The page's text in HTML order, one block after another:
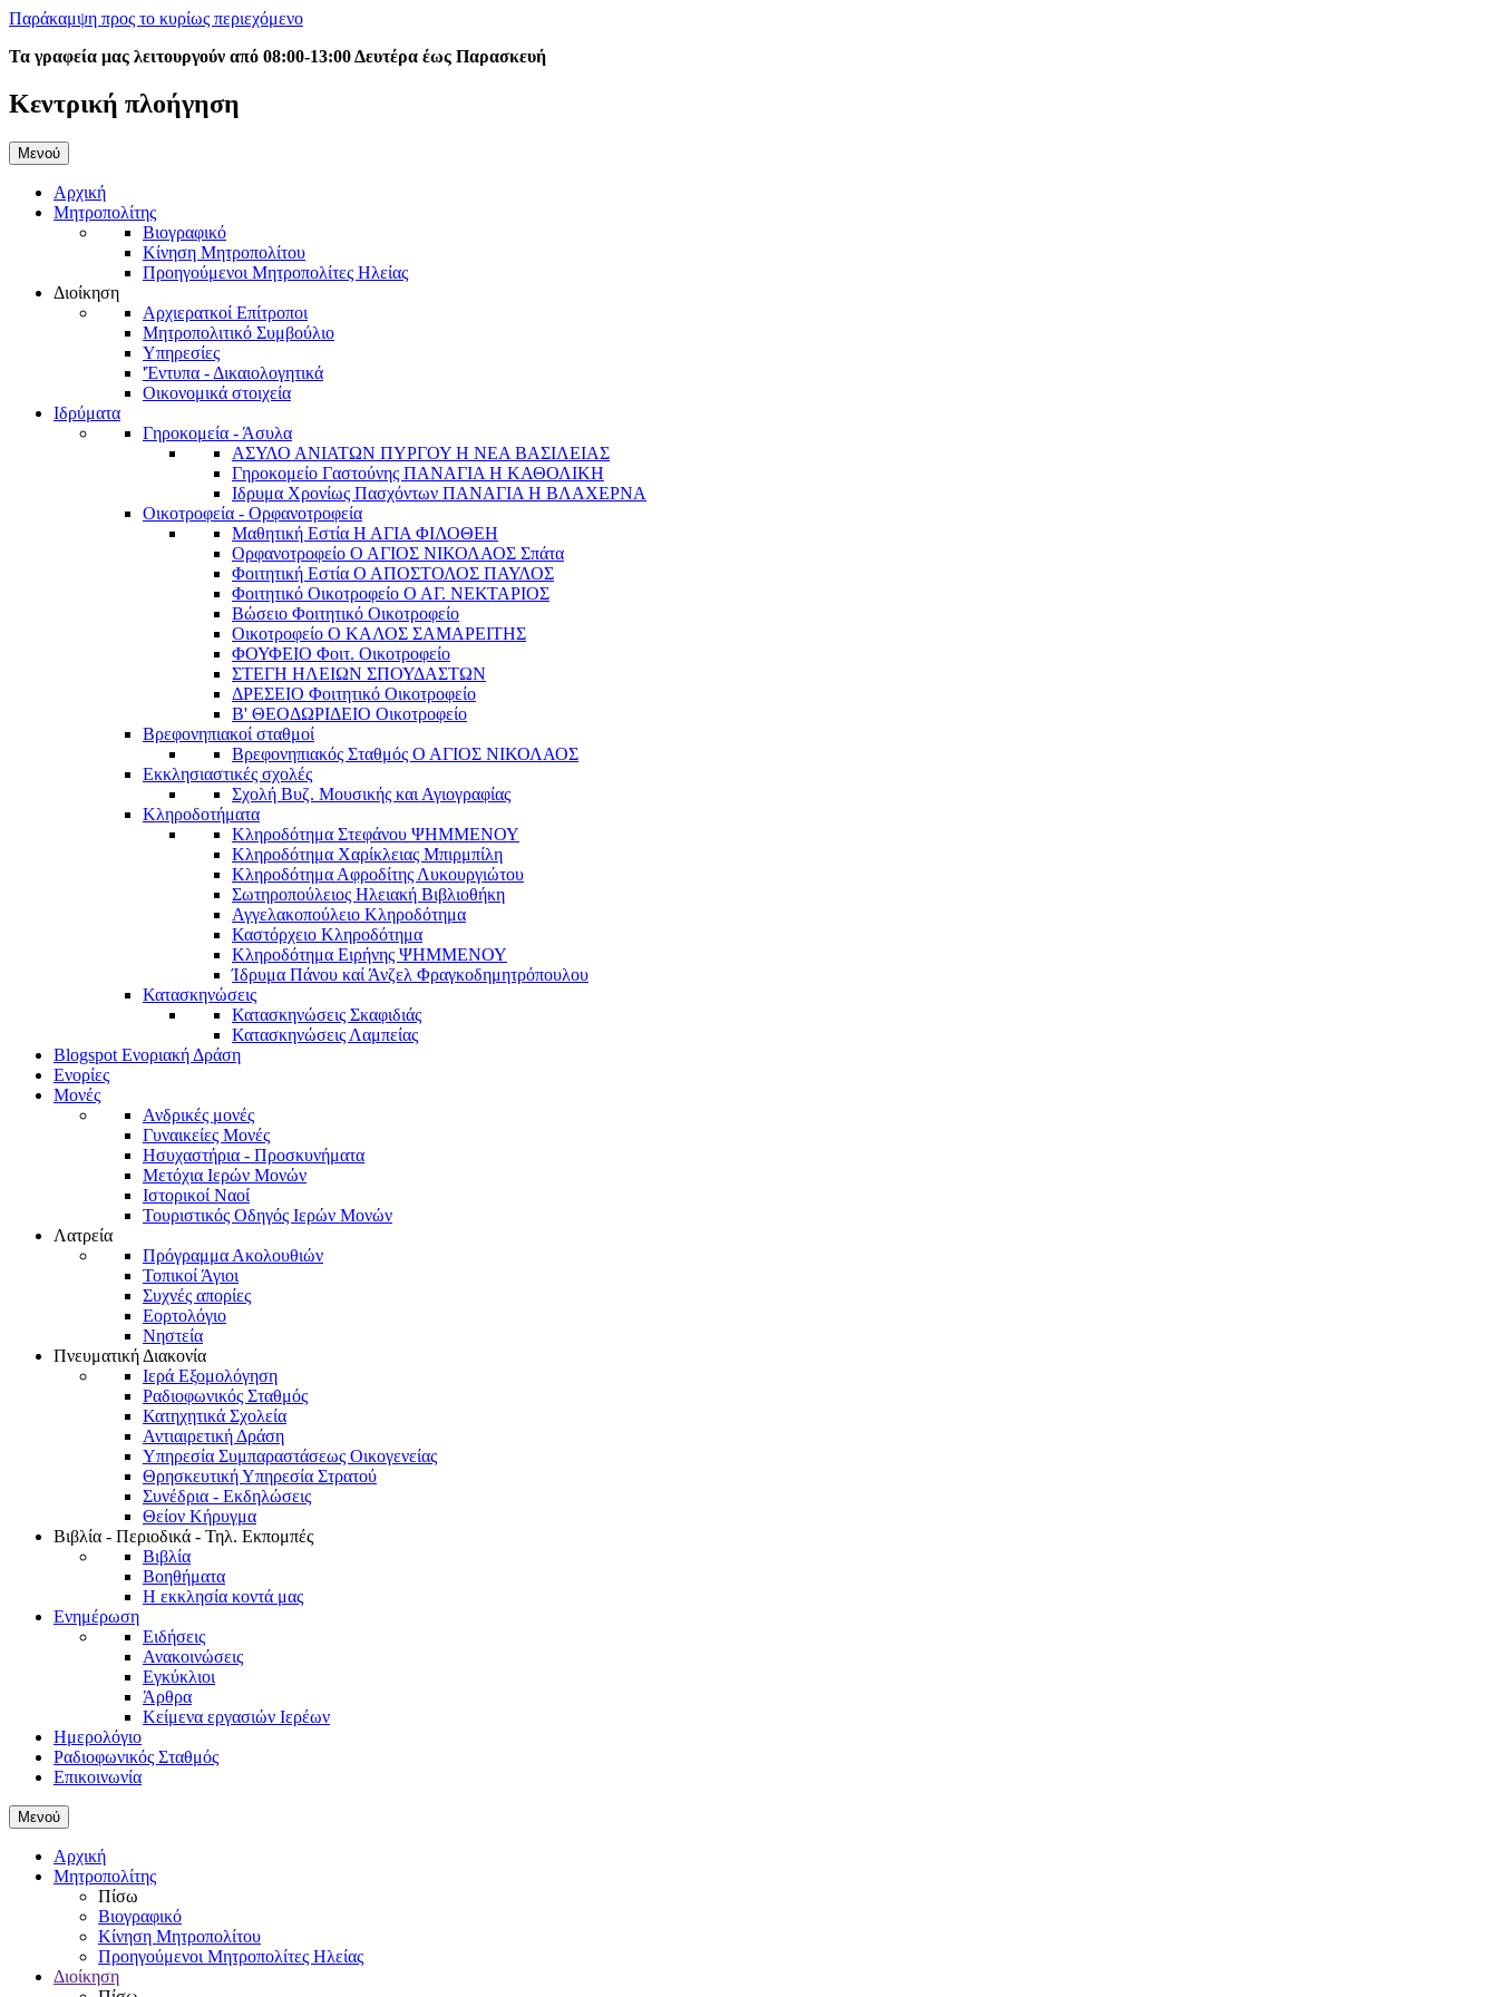
Παράκαμψη προς το κυρίως περιεχόμενο
Τα γραφεία μας λειτουργούν από 08:00-13:00 Δευτέρα έως Παρασκευή
Κεντρική πλοήγηση
Μενού
Αρχική
Μητροπολίτης
Βιογραφικό
Κίνηση Μητροπολίτου
Προηγούμενοι Μητροπολίτες Ηλείας
Διοίκηση
Αρχιερατκοί Επίτροποι
Μητροπολιτικό Συμβούλιο
Υπηρεσίες
'Έντυπα - Δικαιολογητικά
Οικονομικά στοιχεία
Ιδρύματα
Γηροκομεία - Άσυλα
ΑΣΥΛΟ ΑΝΙΑΤΩΝ ΠΥΡΓΟΥ Η ΝΕΑ ΒΑΣΙΛΕΙΑΣ
Γηροκομείο Γαστούνης ΠΑΝΑΓΙΑ Η ΚΑΘΟΛΙΚΗ
Ιδρυμα Χρονίως Πασχόντων ΠΑΝΑΓΙΑ Η ΒΛΑΧΕΡΝΑ
Οικοτροφεία - Ορφανοτροφεία
Μαθητική Εστία Η ΑΓΙΑ ΦΙΛΟΘΕΗ
Ορφανοτροφείο Ο ΑΓΙΟΣ ΝΙΚΟΛΑΟΣ Σπάτα
Φοιτητική Εστία Ο ΑΠΟΣΤΟΛΟΣ ΠΑΥΛΟΣ
Φοιτητικό Οικοτροφείο Ο ΑΓ. ΝΕΚΤΑΡΙΟΣ
Βώσειο Φοιτητικό Οικοτροφείο
Οικοτροφείο Ο ΚΑΛΟΣ ΣΑΜΑΡΕΙΤΗΣ
ΦΟΥΦΕΙΟ Φοιτ. Οικοτροφείο
ΣΤΕΓΗ ΗΛΕΙΩΝ ΣΠΟΥΔΑΣΤΩΝ
ΔΡΕΣΕΙΟ Φοιτητικό Οικοτροφείο
Β' ΘΕΟΔΩΡΙΔΕΙΟ Οικοτροφείο
Βρεφονηπιακοί σταθμοί
Βρεφονηπιακός Σταθμός Ο ΑΓΙΟΣ ΝΙΚΟΛΑΟΣ
Εκκλησιαστικές σχολές
Σχολή Βυζ. Μουσικής και Αγιογραφίας
Κληροδοτήματα
Κληροδότημα Στεφάνου ΨΗΜΜΕΝΟΥ
Κληροδότημα Χαρίκλειας Μπιρμπίλη
Κληροδότημα Αφροδίτης Λυκουργιώτου
Σωτηροπούλειος Ηλειακή Βιβλιοθήκη
Αγγελακοπούλειο Κληροδότημα
Καστόρχειο Κληροδότημα
Κληροδότημα Ειρήνης ΨΗΜΜΕΝΟΥ
Ίδρυμα Πάνου καί Άνζελ Φραγκοδημητρόπουλου
Κατασκηνώσεις
Κατασκηνώσεις Σκαφιδιάς
Κατασκηνώσεις Λαμπείας
Blogspot Ενοριακή Δράση
Ενορίες
Μονές
Ανδρικές μονές
Γυναικείες Μονές
Ησυχαστήρια - Προσκυνήματα
Μετόχια Ιερών Μονών
Ιστορικοί Ναοί
Τουριστικός Οδηγός Ιερών Μονών
Λατρεία
Πρόγραμμα Ακολουθιών
Τοπικοί Άγιοι
Συχνές απορίες
Εορτολόγιο
Νηστεία
Πνευματική Διακονία
Ιερά Εξομολόγηση
Ραδιοφωνικός Σταθμός
Κατηχητικά Σχολεία
Αντιαιρετική Δράση
Υπηρεσία Συμπαραστάσεως Οικογενείας
Θρησκευτική Υπηρεσία Στρατού
Συνέδρια - Εκδηλώσεις
Θείον Κήρυγμα
Βιβλία - Περιοδικά - Τηλ. Εκπομπές
Βιβλία
Βοηθήματα
Η εκκλησία κοντά μας
Ενημέρωση
Ειδήσεις
Ανακοινώσεις
Εγκύκλιοι
Άρθρα
Κείμενα εργασιών Ιερέων
Ημερολόγιο
Ραδιοφωνικός Σταθμός
Επικοινωνία
Μενού
Αρχική
Μητροπολίτης
Πίσω
Βιογραφικό
Κίνηση Μητροπολίτου
Προηγούμενοι Μητροπολίτες Ηλείας
Διοίκηση